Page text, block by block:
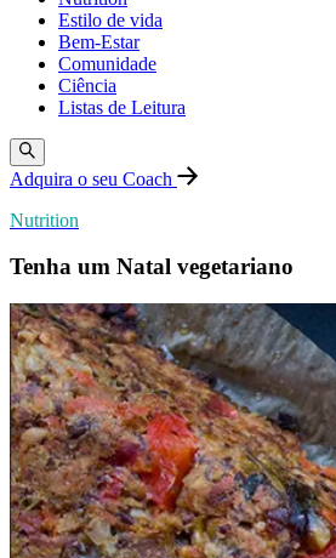
Estilo de vida
Bem-Estar
Comunidade
Ciência
Listas de Leitura
Adquira o seu Coach
Nutrition
Tenha um Natal vegetariano